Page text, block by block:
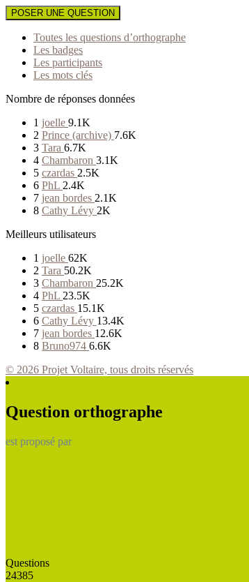
POSER UNE QUESTION
Toutes les questions d’orthographe
Les badges
Les participants
Les mots clés
Nombre de réponses données
1 joelle 9.1K
2 Prince (archive) 7.6K
3 Tara 6.7K
4 Chambaron 3.1K
5 czardas 2.5K
6 PhL 2.4K
7 jean bordes 2.1K
8 Cathy Lévy 2K
Meilleurs utilisateurs
1 joelle 62K
2 Tara 50.2K
3 Chambaron 25.2K
4 PhL 23.5K
5 czardas 15.1K
6 Cathy Lévy 13.4K
7 jean bordes 12.6K
8 Bruno974 6.6K
© 2026 Projet Voltaire, tous droits réservés
Question orthographe
est proposé par
Questions
24385